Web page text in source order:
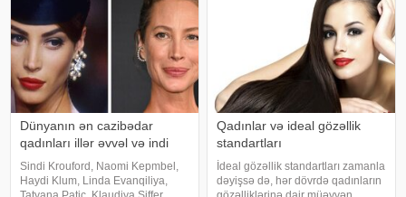
Dünyanın ən cazibədar
qadınları illər əvvəl və indi
Sindi Krouford, Naomi Kepmbel,
Haydi Klum, Linda Evanqiliya,
Qadınlar və ideal gözəllik
standartları
İdeal gözəllik standartları zamanla
dəyişsə də, hər dövrdə qadınların